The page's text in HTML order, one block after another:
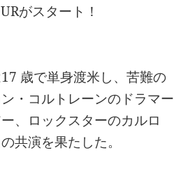
がスタート！
歳で単身渡米し、苦難の
・コルトレーンのドラマー
、ロックスターのカルロ
共演を果たした。